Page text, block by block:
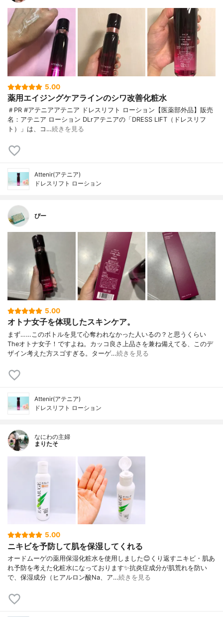
5.00
薬用エイジングケアラインのシワ改善化粧水
＃PR #アテニアアテニア ドレスリフト ローション【医薬部外品】販売
名：アテニア ローション DLrアテニアの「DRESS LIFT（ドレスリフ
ト）」は、コ…続きを見る
Attenir(アテニア)
ドレスリフト ローション
ぴー
5.00
オトナ女子を体現したスキンケア。
まず……このボトルを見て心奪われなかった人いるの？と思うくらい
Theオトナ女子！ですよね。カッコ良さ上品さを兼ね備えてる、このデ
ザイン考えた方スゴすぎる。ターゲ…続きを見る
Attenir(アテニア)
ドレスリフト ローション
なにわの主婦
まりたそ
5.00
ニキビを予防して肌を保湿してくれる
オードムーゲの薬用保湿化粧水を使用しました😊くり返すニキビ・肌あ
れ予防を考えた化粧水になっております✨抗炎症成分が肌荒れを防い
で、保湿成分（ヒアルロン酸Na、ア…続きを見る